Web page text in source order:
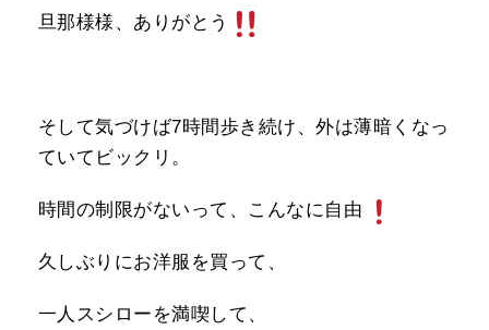
旦那様様、ありがとう
そして気づけば7時間歩き続け、外は薄暗くなっ
ていてビックリ。
時間の制限がないって、こんなに自由
久しぶりにお洋服を買って、
一人スシローを満喫して、